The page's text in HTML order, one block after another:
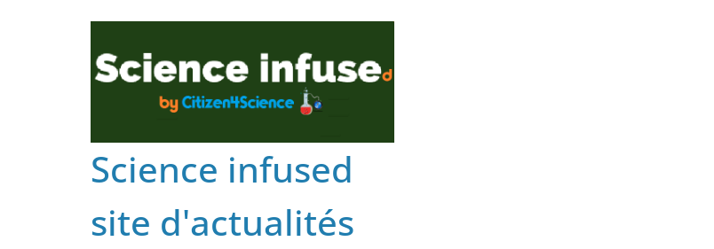
Science infused
site d'actualités